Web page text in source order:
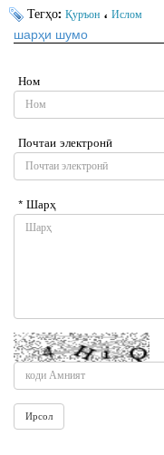
Тегҳо: Қуръон ، Ислом
шарҳи шумо
Ном
Почтаи электронӣ
* Шарҳ